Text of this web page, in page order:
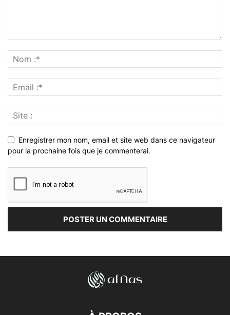
Enregistrer mon nom, email et site web dans ce navigateur
pour la prochaine fois que je commenterai.